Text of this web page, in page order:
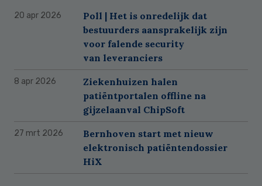
20 apr 2026
Poll | Het is onredelijk dat
bestuurders aansprakelijk zijn
voor falende security
van leveranciers
8 apr 2026
Ziekenhuizen halen
patiëntportalen offline na
gijzelaanval ChipSoft
27 mrt 2026
Bernhoven start met nieuw
elektronisch patiëntendossier
HiX